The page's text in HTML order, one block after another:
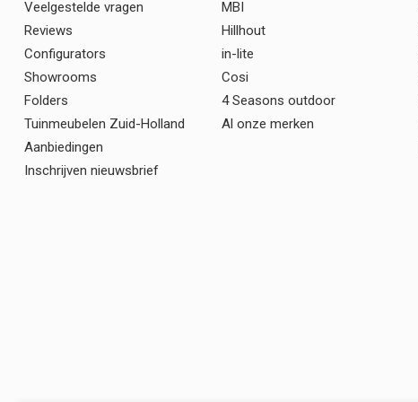
Veelgestelde vragen
Reviews
Configurators
Showrooms
Folders
Tuinmeubelen Zuid-Holland
Aanbiedingen
Inschrijven nieuwsbrief
MBI
Hillhout
in-lite
Cosi
4 Seasons outdoor
Al onze merken